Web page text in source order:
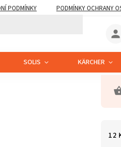
PODMÍNKY PODMÍNKY OCHRANY
SOLIS KÄRCHER
12